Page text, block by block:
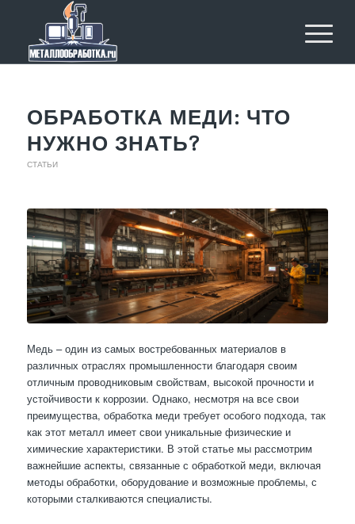
ОБРАБОТКА МЕДИ: ЧТО
НУЖНО ЗНАТЬ?
СТАТЬИ
Медь – один из самых востребованных материалов в
различных отраслях промышленности благодаря своим
отличным проводниковым свойствам, высокой прочности и
устойчивости к коррозии. Однако, несмотря на все свои
преимущества, обработка меди требует особого подхода, так
как этот металл имеет свои уникальные физические и
химические характеристики. В этой статье мы рассмотрим
важнейшие аспекты, связанные с обработкой меди, включая
методы обработки, оборудование и возможные проблемы, с
которыми сталкиваются специалисты.